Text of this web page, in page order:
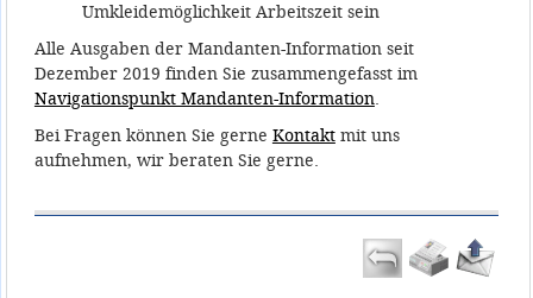
Umkleidemöglichkeit Arbeitszeit sein
Alle Ausgaben der Mandanten-Information seit
Dezember 2019 finden Sie zusammengefasst im
Navigationspunkt Mandanten-Information.
Bei Fragen können Sie gerne Kontaktmit uns
aufnehmen, wir beraten Sie gerne.